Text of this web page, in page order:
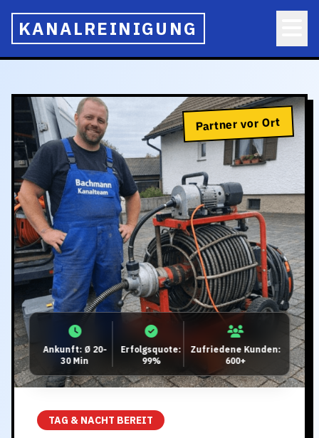
KANALREINIGUNG
Partner vor Ort
Ankunft: Ø 20-
30 Min
Erfolgsquote:
99%
Zufriedene Kunden:
600+
TAG & NACHT BEREIT